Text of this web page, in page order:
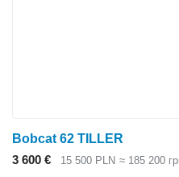
Bobcat 62 TILLER
3 600 €
15 500 PLN ≈ 185 200